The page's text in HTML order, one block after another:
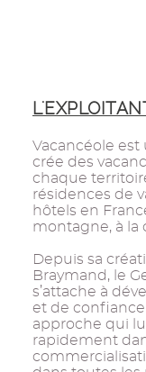
Vacancéole
crée des
chaque
résidences de
hôtels en
montagne, à la
Depuis sa
Braymand, le
s’attache à
et de confiance
approche qui
rapidement